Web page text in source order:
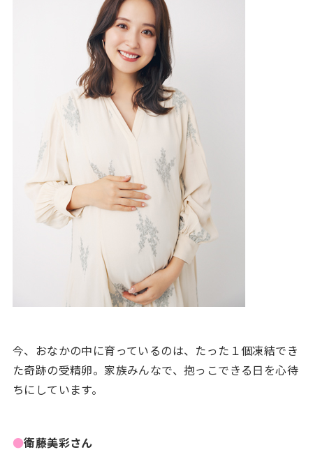
今、おなかの中に育っているのは、たった１個凍結でき
た奇跡の受精卵。家族みんなで、抱っこできる日を心待
ちにしています。
●衛藤美彩さん